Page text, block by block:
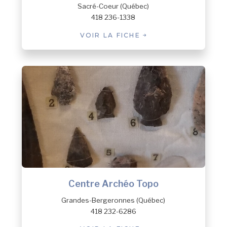
Sacré-Coeur (Québec)
418 236-1338
VOIR LA FICHE
Centre Archéo Topo
Grandes-Bergeronnes (Québec)
418 232-6286